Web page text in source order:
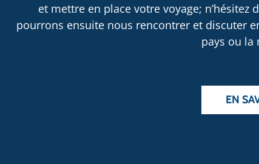
et mettre en place votre voyage;
pourrons ensuite nous rencontrer et discuter
pays ou la
EN